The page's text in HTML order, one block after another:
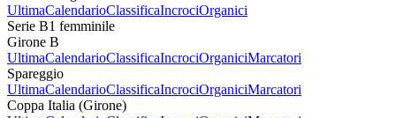
UltimaCalendarioClassificaIncrociOrganici
Serie B1 femminile
Girone B
UltimaCalendarioClassificaIncrociOrganiciMarcatori
Spareggio
UltimaCalendarioClassificaIncrociOrganiciMarcatori
Coppa Italia (Girone)